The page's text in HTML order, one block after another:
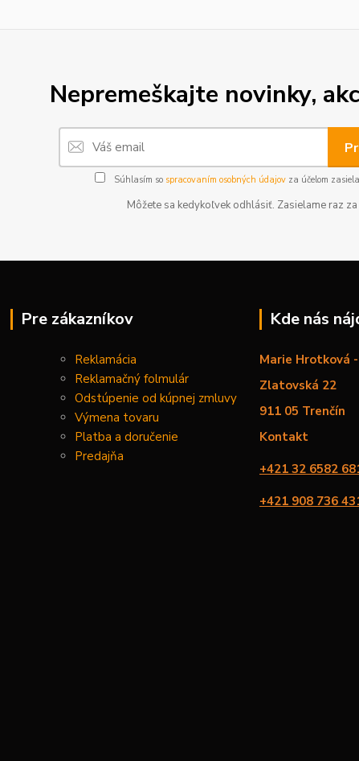
Nepremeškajte novinky,
Súhlasím so spracovaním osobných údajovza účelom
Môžete sa kedykoľvek odhlásiť. Zasielame raz
Pre zákazníkov
Reklamácia
Reklamačný folmulár
Odstúpenie od kúpnej zmluvy
Výmena tovaru
Platba a doručenie
Predajňa
Kde nás
Marie Hrotková -
Zlatovská 22
911 05 Trenčín
Kontakt
+421 32 6582
+421 908 736